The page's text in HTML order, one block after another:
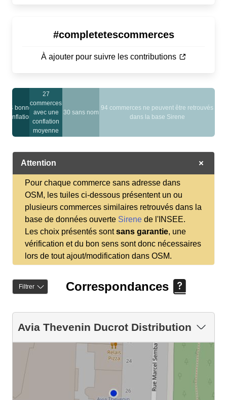
#completetescommerces
À ajouter pour suivre les contributions
14 bonnes
conflations
27
commerces
avec une
conflation
moyenne
30 sans nom
94 commerces ne peuvent être retrouvés
dans la base Sirene
Attention
Pour chaque commerce sans adresse dans
OSM, les tuiles ci-dessous présentent un ou
plusieurs commerces similaires retrouvés dans la
base de données ouverte Sirene de l'INSEE.
Les choix présentés sontsans garantie, une
vérification et du bon sens sont donc nécessaires
lors de tout ajout/modification dans OSM.
Filtrer Correspondances
Avia Thevenin Ducrot Distribution